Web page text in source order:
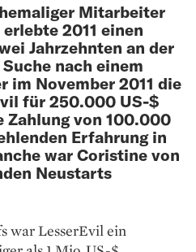
Mitarbeiter
2011 einen
Jahrzehnten an der
nach einem
im November 2011 die
für 250.000 US-$
Zahlung von 100.000
Erfahrung in
war Coristine von
Neustarts
war LesserEvil ein